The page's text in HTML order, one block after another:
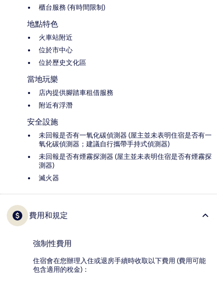
櫃台服務 (有時間限制)
地點特色
火車站附近
位於市中心
位於歷史文化區
當地玩樂
店內提供腳踏車租借服務
附近有浮潛
安全設施
未回報是否有一氧化碳偵測器 (屋主並未表明住宿是否有一
氧化碳偵測器；建議自行攜帶手持式偵測器)
未回報是否有煙霧探測器 (屋主並未表明住宿是否有煙霧探
測器)
滅火器
費用和規定
強制性費用
住宿會在您辦理入住或退房手續時收取以下費用 (費用可能
包含適用的稅金)：